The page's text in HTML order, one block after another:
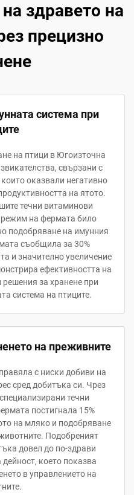
здравето на
прецизно
система при
на птици в Югоизточна
свързани с
оказвали негативно
на ятото.
течни витаминови
режим на фермата било
подобряване на имунния
съобщила за 30%
и значително увеличение
ефективността на
за хранене при
система на птиците.
на преживните
с ниски добиви на
сред добитъка си. Чрез
течни
постигнала 15%
на мляко и подобряване
Подобреният
довел до по-здрави
което показва
в управлението на